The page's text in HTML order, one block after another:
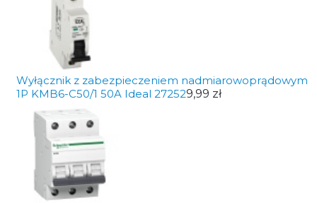
Wyłącznik z zabezpieczeniem nadmiarowoprądowym
1P KMB6-C50/1 50A Ideal 272529,99 zł